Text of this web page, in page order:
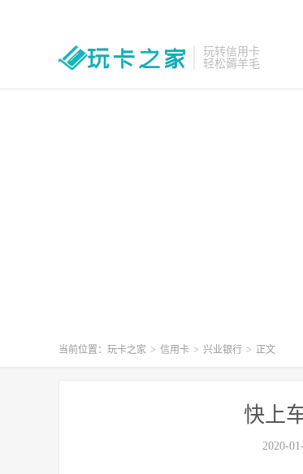
玩转信用卡
轻松薅羊毛
当前位置： 玩卡之家 > 信用卡 > 兴业银行 > 正文
快上
2020-